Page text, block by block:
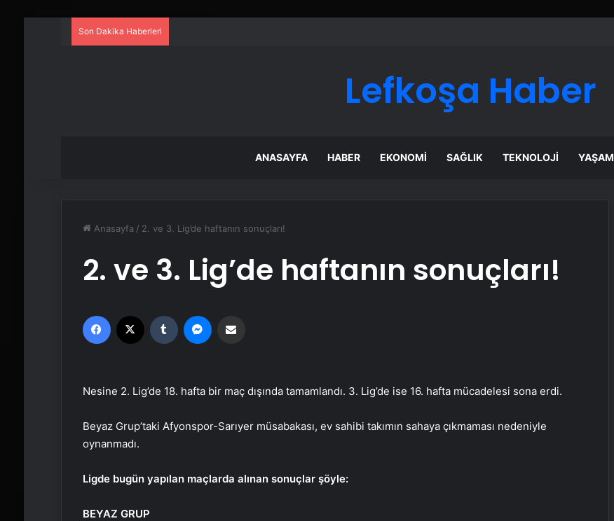
Son Dakika Haberleri
Lefkoşa Haber
ANASAYFA HABER EKONOMI SAĞLIK TEKNOLOJI YAŞAM
Anasayfa / 2. ve 3. Lig’de haftanın sonuçları!
2. ve 3. Lig’de haftanın sonuçları!
Facebook Tumblr
Nesine 2. Lig’de 18. hafta bir maç dışında tamamlandı. 3. Lig’de ise 16. hafta mücadelesi sona erdi.
Beyaz Grup’taki Afyonspor-Sarıyer müsabakası, ev sahibi takımın sahaya çıkmaması nedeniyle
oynanmadı.
Ligde bugün yapılan maçlarda alınan sonuçlar şöyle:
BEYAZ GRUP